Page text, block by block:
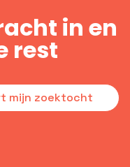
in en
rest
mijn zoektocht